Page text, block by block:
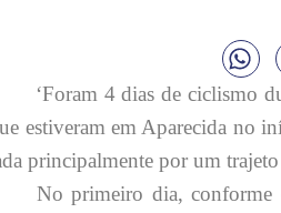
‘Foram 4 dias de ciclismo
estiveram em Aparecida no
principalmente por um
No primeiro dia, conforme